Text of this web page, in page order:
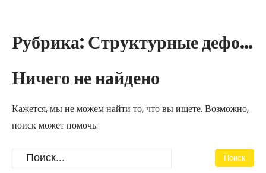
содержимому
Рубрика:Структурные деформации
Ничего не найдено
Кажется, мы не можем найти то, что вы ищете. Возможно,
поиск может помочь.